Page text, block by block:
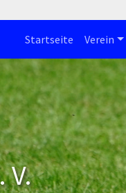
Startseite Verein
V.